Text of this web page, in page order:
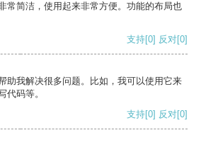
常简洁，使用起来非常方便。功能的布局也
支持[0] 反对[0]
助我解决很多问题。比如，我可以使用它来
代码等。
支持[0] 反对[0]